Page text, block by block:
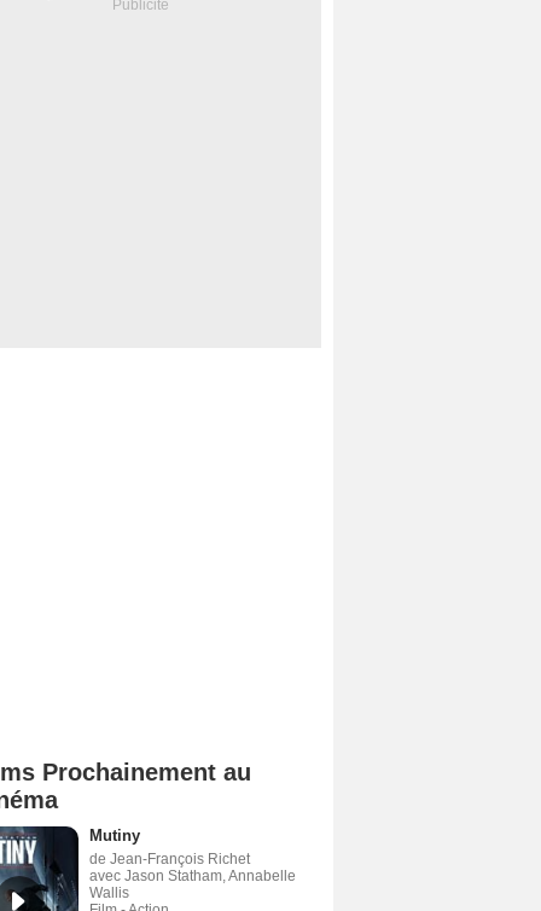
Prochainement au
Mutiny
de Jean-François Richet
avec Jason Statham, Annabelle
Wallis